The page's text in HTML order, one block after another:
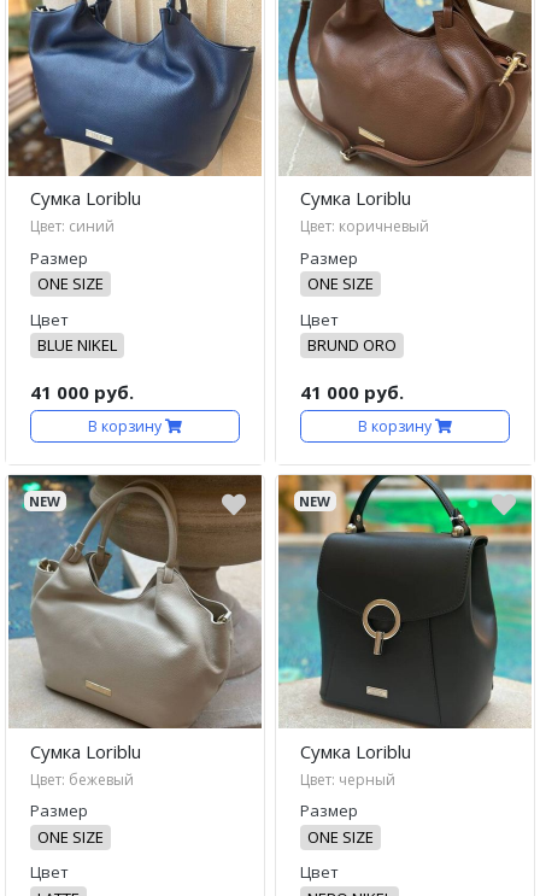
Сумка Loriblu
Цвет: синий
Размер
ONE SIZE
Цвет
BLUE NIKEL
41 000 руб.
В корзину
Сумка Loriblu
Цвет: коричневый
Размер
ONE SIZE
Цвет
BRUND ORO
41 000 руб.
В корзину
NEW
Сумка Loriblu
Цвет: бежевый
Размер
ONE SIZE
Цвет
NEW
Сумка Loriblu
Цвет: черный
Размер
ONE SIZE
Цвет